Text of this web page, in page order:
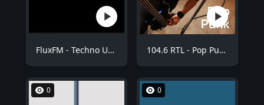
FluxFM - Techno Underground 104.6 RTL - Pop Punk
0 0